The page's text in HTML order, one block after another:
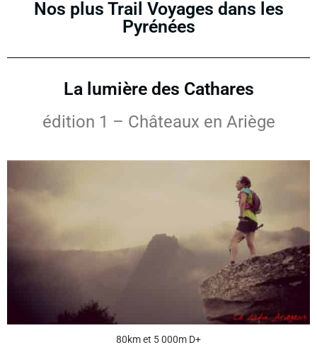
Nos plus Trail Voyages dans les
Pyrénées
La lumière des Cathares
édition 1 – Châteaux en Ariège
80km et 5 000m D+